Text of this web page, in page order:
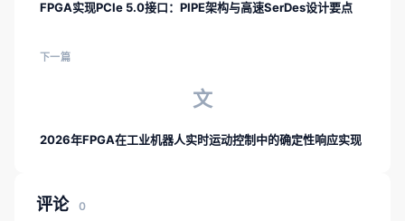
FPGA实现PCIe 5.0接口：PIPE架构与高速SerDes设计要点
下一篇
文
2026年FPGA在工业机器人实时运动控制中的确定性响应实现
评论 0